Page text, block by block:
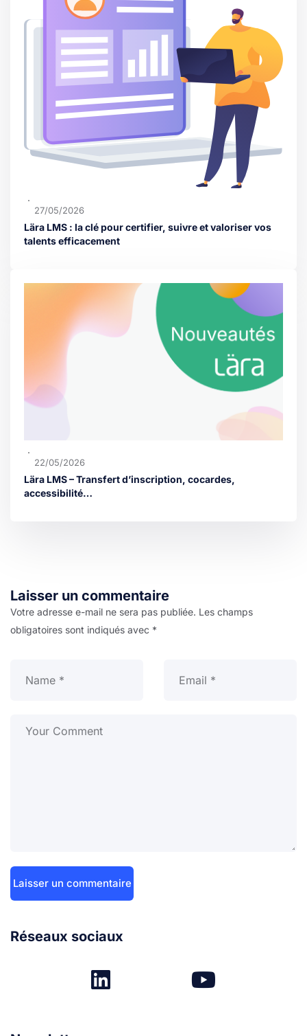
27/05/2026
Lära LMS : la clé pour certifier, suivre et valoriser vos
talents efficacement
22/05/2026
Lära LMS – Transfert d’inscription, cocardes,
accessibilité…
Laisser un commentaire
Votre adresse e-mail ne sera pas publiée. Les champs
obligatoires sont indiqués avec *
Réseaux sociaux